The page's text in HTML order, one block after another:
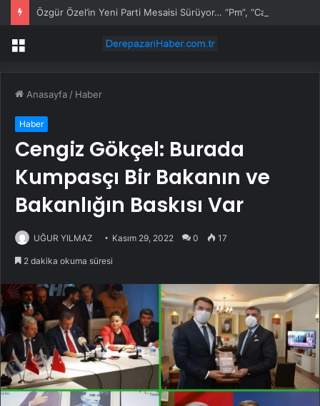
Menü
Anasayfa / Haber
Haber
Cengiz Gökçel: Burada
Kumpasçı Bir Bakanın ve
Bakanlığın Baskısı Var
UĞUR YILMAZ Kasım 29, 2022 0 17
2 dakika okuma süresi